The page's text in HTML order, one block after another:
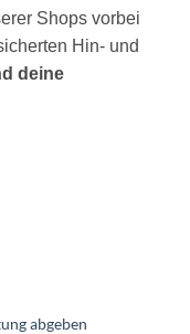
Shops vorbei
Hin- und
deine
abgeben